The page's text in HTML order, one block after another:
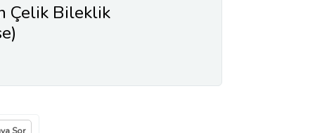
Çelik Bileklik